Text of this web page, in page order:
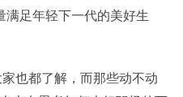
满足年轻下一代的美好生
也都了解，而那些动不动